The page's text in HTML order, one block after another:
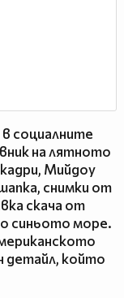
социалните
на лятното
Мийдоу
снимки от
скача от
синьото море.
детайл, който